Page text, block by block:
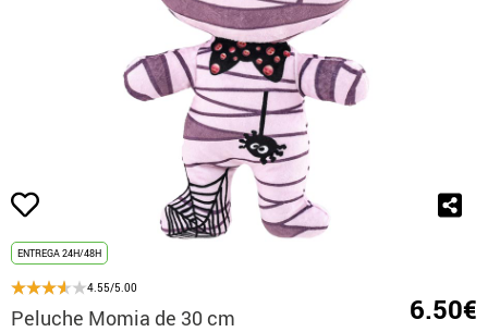
ENTREGA 24H/48H
4.55/5.00
Peluche Momia de 30 cm 6.50€